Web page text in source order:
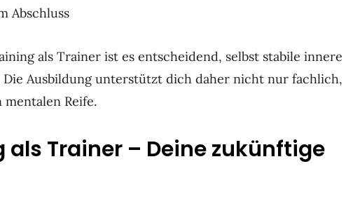
Abschluss
als Trainer ist es entscheidend, selbst stabile innere
Die Ausbildung unterstützt dich daher nicht nur fachlich,
Reife.
als Trainer – Deine zukünftige